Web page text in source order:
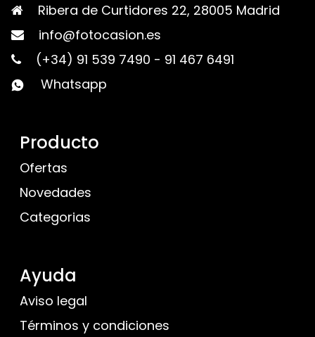
Ribera de Curtidores 22, 28005 Madrid
info@fotocasion.es
(+34) 91 539 7490 - 91 467 6491
Whatsapp
Producto
Ofertas
Novedades
Categorias
Ayuda
Aviso legal
Términos y condiciones